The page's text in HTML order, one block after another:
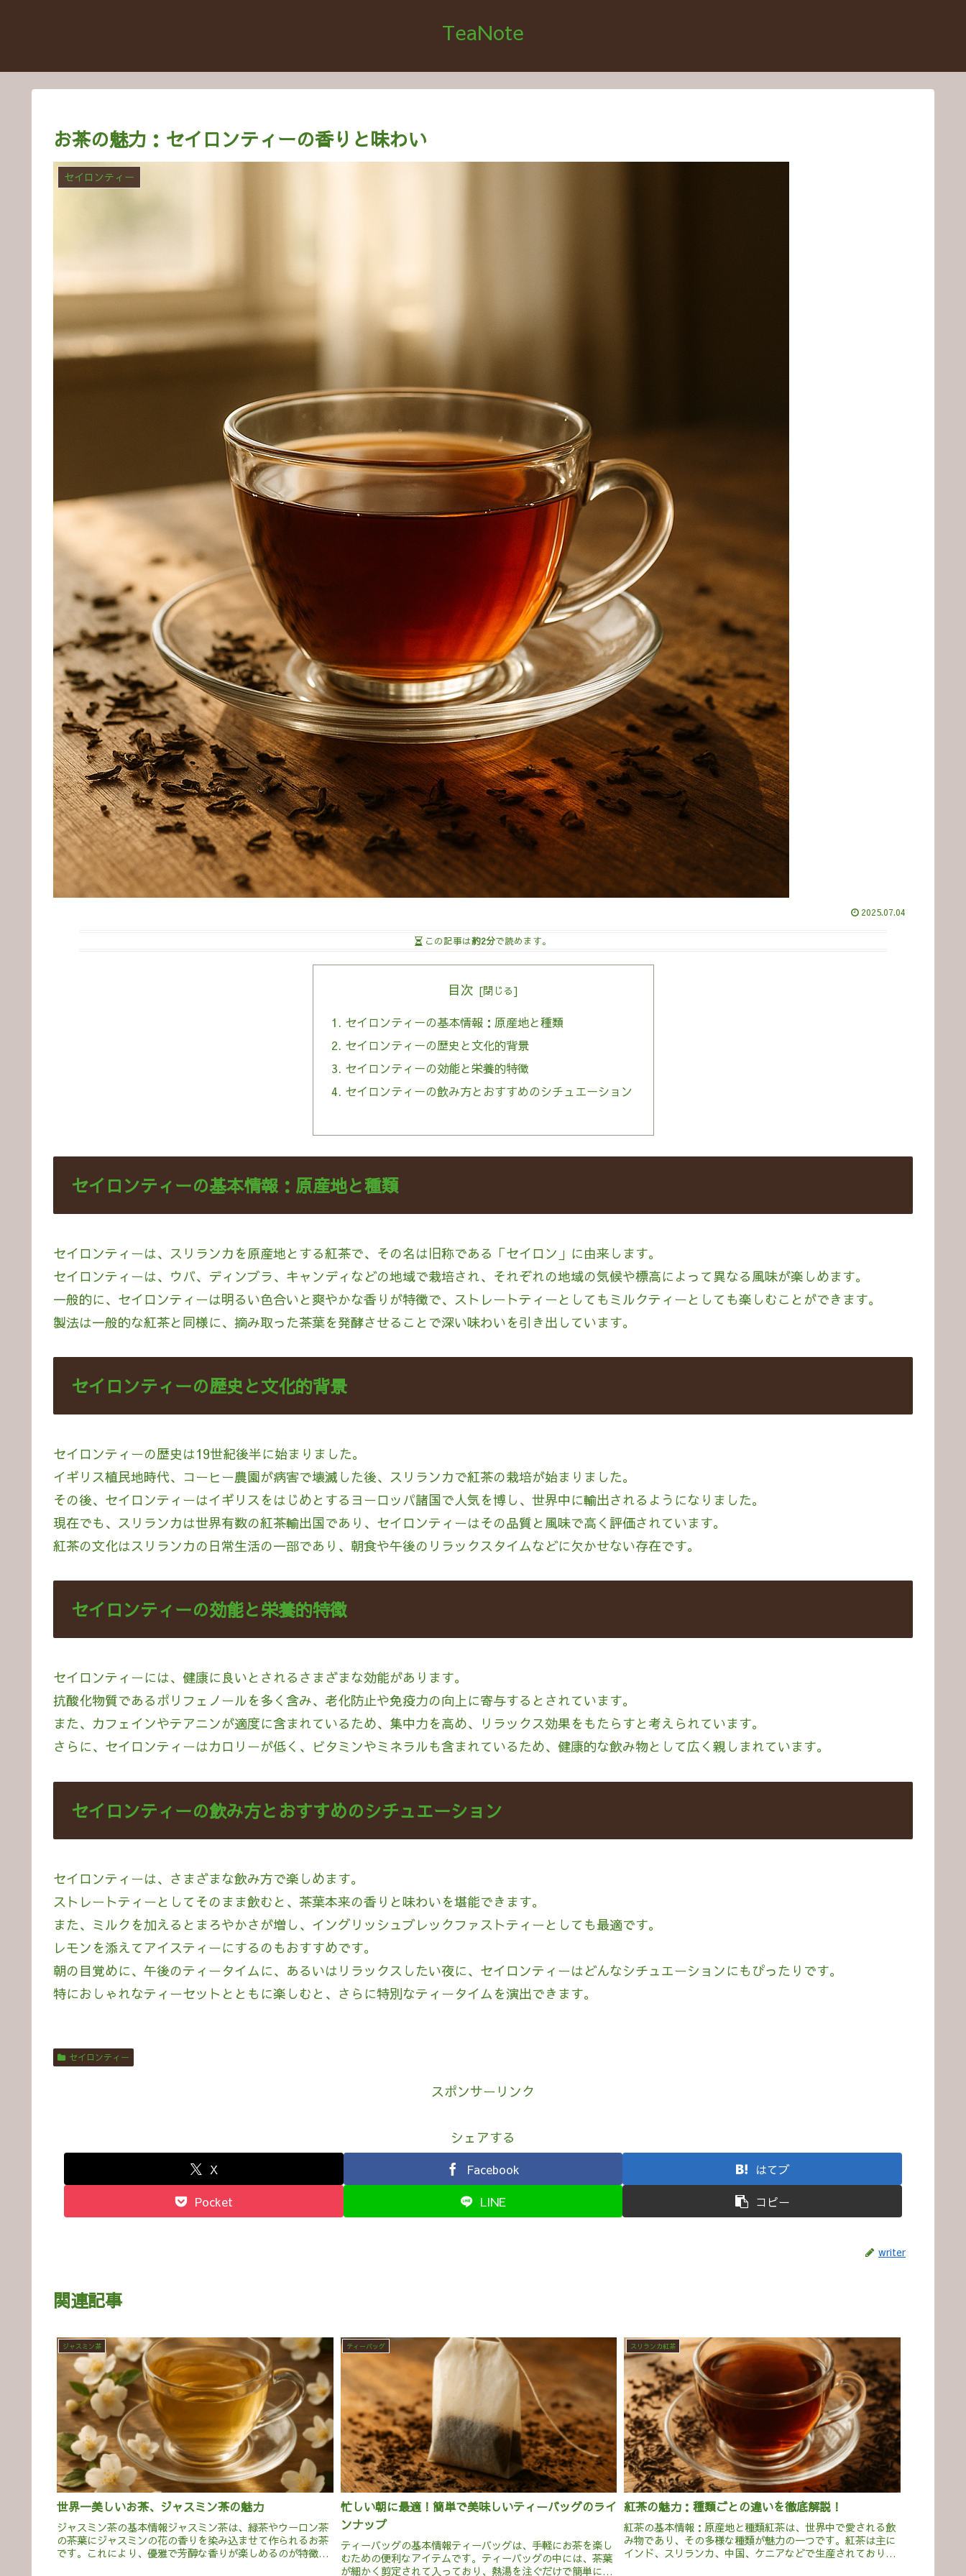
TeaNote
お茶の魅力：セイロンティーの香りと味わい
セイロンティー
2025.07.04
この記事は約2分で読めます。
目次
セイロンティーの基本情報：原産地と種類
セイロンティーの歴史と文化的背景
セイロンティーの効能と栄養的特徴
セイロンティーの飲み方とおすすめのシチュエーション
セイロンティーの基本情報：原産地と種類
セイロンティーは、スリランカを原産地とする紅茶で、その名は旧称である「セイロン」に由来します。
セイロンティーは、ウバ、ディンブラ、キャンディなどの地域で栽培され、それぞれの地域の気候や標高によって異なる風味が楽しめます。
一般的に、セイロンティーは明るい色合いと爽やかな香りが特徴で、ストレートティーとしてもミルクティーとしても楽しむことができます。
製法は一般的な紅茶と同様に、摘み取った茶葉を発酵させることで深い味わいを引き出しています。
セイロンティーの歴史と文化的背景
セイロンティーの歴史は19世紀後半に始まりました。
イギリス植民地時代、コーヒー農園が病害で壊滅した後、スリランカで紅茶の栽培が始まりました。
その後、セイロンティーはイギリスをはじめとするヨーロッパ諸国で人気を博し、世界中に輸出されるようになりました。
現在でも、スリランカは世界有数の紅茶輸出国であり、セイロンティーはその品質と風味で高く評価されています。
紅茶の文化はスリランカの日常生活の一部であり、朝食や午後のリラックスタイムなどに欠かせない存在です。
セイロンティーの効能と栄養的特徴
セイロンティーには、健康に良いとされるさまざまな効能があります。
抗酸化物質であるポリフェノールを多く含み、老化防止や免疫力の向上に寄与するとされています。
また、カフェインやテアニンが適度に含まれているため、集中力を高め、リラックス効果をもたらすと考えられています。
さらに、セイロンティーはカロリーが低く、ビタミンやミネラルも含まれているため、健康的な飲み物として広く親しまれています。
セイロンティーの飲み方とおすすめのシチュエーション
セイロンティーは、さまざまな飲み方で楽しめます。
ストレートティーとしてそのまま飲むと、茶葉本来の香りと味わいを堪能できます。
また、ミルクを加えるとまろやかさが増し、イングリッシュブレックファストティーとしても最適です。
レモンを添えてアイスティーにするのもおすすめです。
朝の目覚めに、午後のティータイムに、あるいはリラックスしたい夜に、セイロンティーはどんなシチュエーションにもぴったりです。
特におしゃれなティーセットとともに楽しむと、さらに特別なティータイムを演出できます。
セイロンティー
スポンサーリンク
シェアする
X Facebook はてブ
Pocket LINE コピー
writer
関連記事
ジャスミン茶
世界一美しいお茶、ジャスミン茶の魅力
ジャスミン茶の基本情報ジャスミン茶は、緑茶やウーロン茶
の茶葉にジャスミンの花の香りを染み込ませて作られるお茶
です。これにより、優雅で芳醇な香りが楽しめるのが特徴で
ティーバッグ
忙しい朝に最適！簡単で美味しいティーバッグのライ
ンナップ
ティーバッグの基本情報ティーバッグは、手軽にお茶を楽し
むための便利なアイテムです。ティーバッグの中には、茶葉
が細かく剪定されて入っており、熱湯を注ぐだけで簡単にお
スリランカ紅茶
紅茶の魅力：種類ごとの違いを徹底解説！
紅茶の基本情報：原産地と種類紅茶は、世界中で愛される飲
み物であり、その多様な種類が魅力の一つです。紅茶は主に
インド、スリランカ、中国、ケニアなどで生産されており、